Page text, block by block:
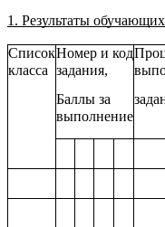
1. Результаты
Список
класса
Номер и код
задания,
Баллы за
выполнение